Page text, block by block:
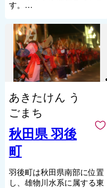
す。
ちろん、新鮮な農作物、和
牛、ご当地スイーツまで！
海と山が共存する自然豊か
な男鹿市へ、ぜひ一度お越
しください。来年も再来年
も、何度でも訪れたくなる
あきたけん う
ごまち
秋田県 羽後
町
羽後町は秋田県南部に位置
し、雄物川水系に属する東